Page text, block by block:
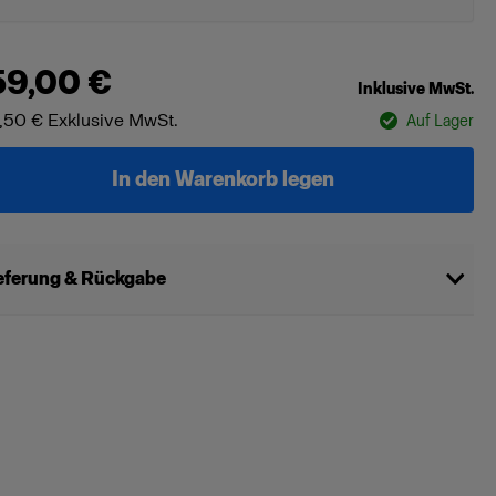
€ Inklusive MwSt.
€ Exklusive MwSt. Auf Lager
In den Warenkorb legen
& Rückgabe